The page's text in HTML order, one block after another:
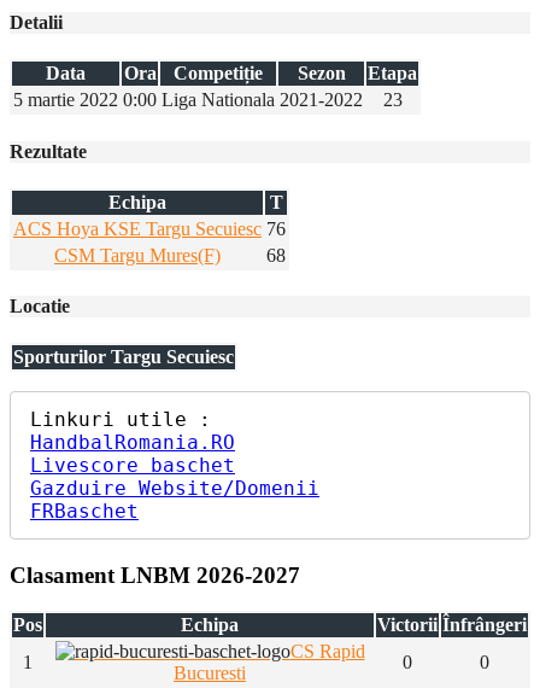
Detalii
Data Ora Competiție Sezon
Etapa
5 martie 2022 0:00 Liga Nationala 2021-2022 23
Rezultate
Echipa
T
ACS Hoya KSE Targu Secuiesc 76
CSM Targu Mures(F)
68
Locatie
Sporturilor Targu Secuiesc
HandbalRomania.RO
Livescore baschet
Gazduire Website/Domenii
FRBaschet
Clasament LNBM 2026-2027
Pos Echipa Victorii Înfrângeri
1
CS Rapid
Bucuresti
0 0